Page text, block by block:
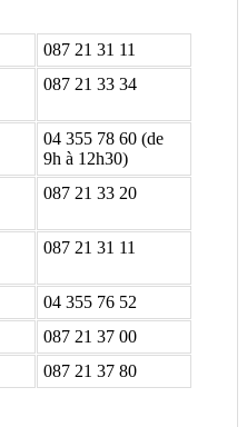
087 21 31 11
087 21 33 34
04 355 78 60 (de
9h à 12h30)
087 21 33 20
087 21 31 11
04 355 76 52
087 21 37 00
087 21 37 80